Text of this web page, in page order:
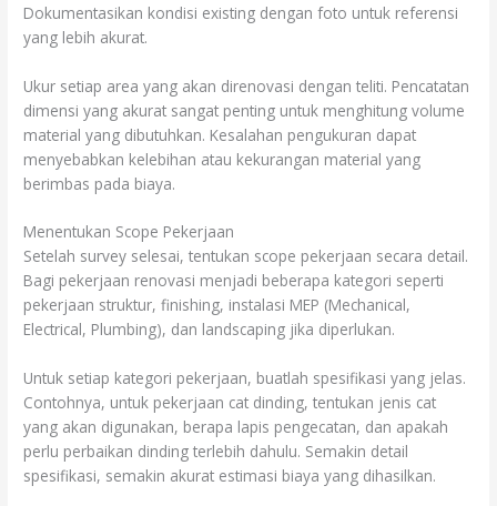
Dokumentasikan kondisi existing dengan foto untuk referensi
yang lebih akurat.
Ukur setiap area yang akan direnovasi dengan teliti. Pencatatan
dimensi yang akurat sangat penting untuk menghitung volume
material yang dibutuhkan. Kesalahan pengukuran dapat
menyebabkan kelebihan atau kekurangan material yang
berimbas pada biaya.
Menentukan Scope Pekerjaan
Setelah survey selesai, tentukan scope pekerjaan secara detail.
Bagi pekerjaan renovasi menjadi beberapa kategori seperti
pekerjaan struktur, finishing, instalasi MEP (Mechanical,
Electrical, Plumbing), dan landscaping jika diperlukan.
Untuk setiap kategori pekerjaan, buatlah spesifikasi yang jelas.
Contohnya, untuk pekerjaan cat dinding, tentukan jenis cat
yang akan digunakan, berapa lapis pengecatan, dan apakah
perlu perbaikan dinding terlebih dahulu. Semakin detail
spesifikasi, semakin akurat estimasi biaya yang dihasilkan.